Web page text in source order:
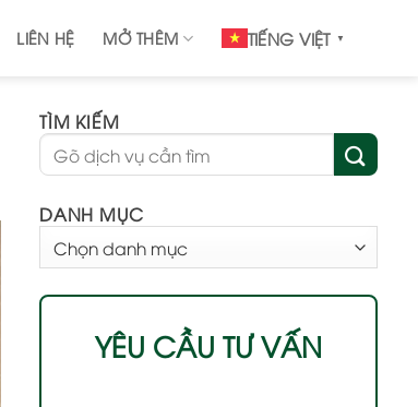
LIÊN HỆ MỞ THÊM TIẾNG VIỆT ▼
TÌM KIẾM
DANH MỤC
MỤC
YÊU CẦU TƯ VẤN